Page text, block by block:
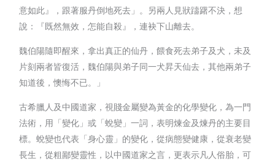
意如此』，跟著服丹倒地死去」。另兩人見狀躊躇不決，想
說：『既然無效，怎能自殺』，連袂下山離去。
魏伯陽隨即醒來，拿出真正的仙丹，餵食死去弟子及犬，未及
片刻兩者皆復活，魏伯陽與弟子同一犬昇天仙去，其他兩弟子
知道後，懊悔不已。」
古希臘人及中國道家，視賤金屬變為黃金的化學變化，為一門
法術，用「變化」或「蛻變」一詞，表明煉金及煉丹的主要目
標。蛻變也代表「身心靈」的變化，從病態變健康，從衰老變
長生，從粗鄙變靈性，以中國道家之言，更表示凡人俗胎，可